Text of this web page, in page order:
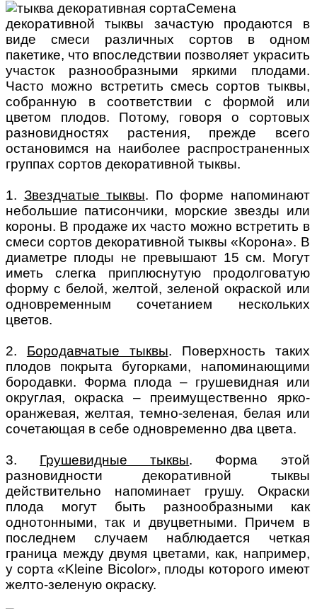
Семена
декоративной тыквы зачастую продаются в
виде смеси различных сортов в одном
пакетике, что впоследствии позволяет украсить
участок разнообразными яркими плодами.
Часто можно встретить смесь сортов тыквы,
собранную в соответствии с формой или
цветом плодов. Потому, говоря о сортовых
разновидностях растения, прежде всего
остановимся на наиболее распространенных
группах сортов декоративной тыквы.
1. Звездчатые тыквы. По форме напоминают
небольшие патисончики, морские звезды или
короны. В продаже их часто можно встретить в
смеси сортов декоративной тыквы «Корона». В
диаметре плоды не превышают 15 см. Могут
иметь слегка приплюснутую продолговатую
форму с белой, желтой, зеленой окраской или
одновременным сочетанием нескольких
цветов.
2. Бородавчатые тыквы. Поверхность таких
плодов покрыта бугорками, напоминающими
бородавки. Форма плода – грушевидная или
округлая, окраска – преимущественно ярко-
оранжевая, желтая, темно-зеленая, белая или
сочетающая в себе одновременно два цвета.
3. Грушевидные тыквы. Форма этой
разновидности декоративной тыквы
действительно напоминает грушу. Окраски
плода могут быть разнообразными как
однотонными, так и двуцветными. Причем в
последнем случаем наблюдается четкая
граница между двумя цветами, как, например,
у сорта «Kleine Bicolor», плоды которого имеют
желто-зеленую окраску.